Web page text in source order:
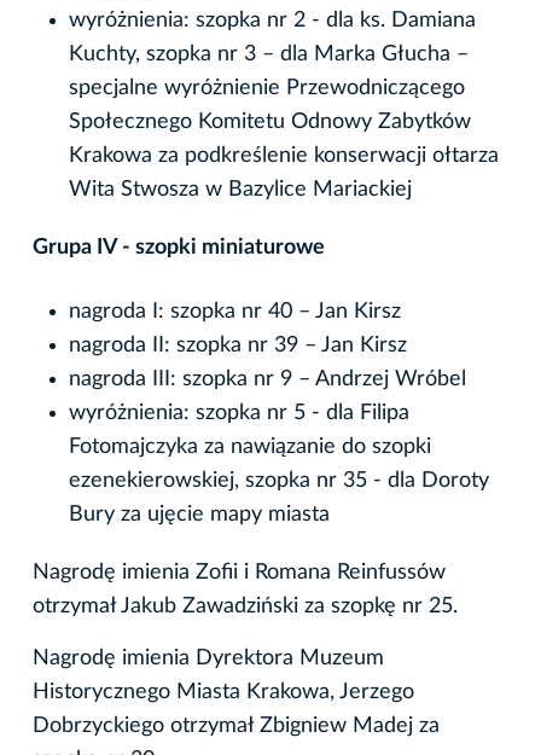
wyróżnienia: szopka nr 2 - dla ks. Damiana
Kuchty, szopka nr 3 – dla Marka Głucha –
specjalne wyróżnienie Przewodniczącego
Społecznego Komitetu Odnowy Zabytków
Krakowa za podkreślenie konserwacji ołtarza
Wita Stwosza w Bazylice Mariackiej
Grupa IV - szopki miniaturowe
nagroda I: szopka nr 40 – Jan Kirsz
nagroda II: szopka nr 39 – Jan Kirsz
nagroda III: szopka nr 9 – Andrzej Wróbel
wyróżnienia: szopka nr 5 - dla Filipa
Fotomajczyka za nawiązanie do szopki
ezenekierowskiej, szopka nr 35 - dla Doroty
Bury za ujęcie mapy miasta
Nagrodę imienia Zofii i Romana Reinfussów
otrzymał Jakub Zawadziński za szopkę nr 25.
Nagrodę imienia Dyrektora Muzeum
Historycznego Miasta Krakowa, Jerzego
Dobrzyckiego otrzymał Zbigniew Madej za